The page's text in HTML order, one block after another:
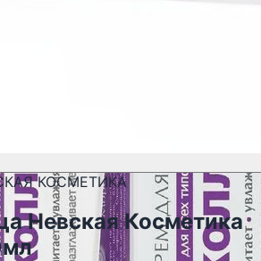
КОСМЕТИКА
Невская Косметика